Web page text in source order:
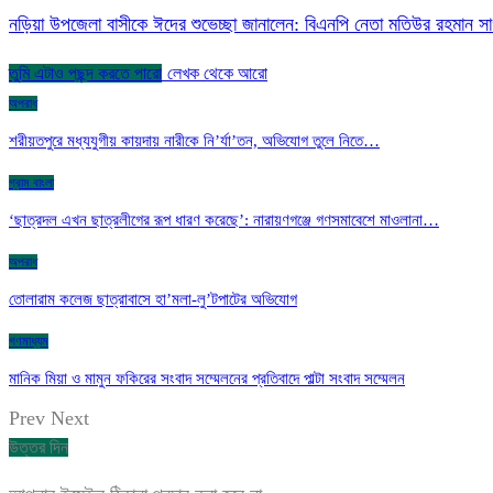
নড়িয়া উপজেলা বাসীকে ঈদের শুভেচ্ছা জানালেন: বিএনপি নেতা মতিউর রহমান
তুমি এটাও পছন্দ করতে পারো লেখক থেকে আরো
অপরাধ
শরীয়তপুরে মধ্যযুগীয় কায়দায় নারীকে নি’র্যা’তন, অভিযোগ তুলে নিতে…
গ্রাম বাংলা
‘ছাত্রদল এখন ছাত্রলীগের রূপ ধারণ করেছে’: নারায়ণগঞ্জে গণসমাবেশে মাওলানা…
অপরাধ
তোলারাম কলেজ ছাত্রাবাসে হা’মলা-লু’টপাটের অভিযোগ
গণমাধ্যম
মানিক মিয়া ও মামুন ফকিরের সংবাদ সম্মেলনের প্রতিবাদে পাল্টা সংবাদ সম্মেলন
Prev Next
উত্তর দিন